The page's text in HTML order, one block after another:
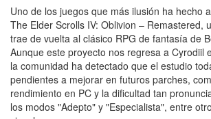
Uno de los juegos que más ilusión ha hecho
The Elder Scrolls IV: Oblivion – Remastered,
trae de vuelta al clásico RPG de fantasía de
Aunque este proyecto nos regresa a Cyrodiil
la comunidad ha detectado que el estudio
pendientes a mejorar en futuros parches,
rendimiento en PC y la dificultad tan
los modos "Adepto" y "Especialista", entre